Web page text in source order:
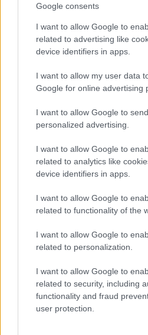
Google consents
I want to allow Google to
related to advertising like
device identifiers in apps.
I want to allow my user data
Google for online advertising
I want to allow Google to
personalized advertising.
I want to allow Google to
related to analytics like
device identifiers in apps.
I want to allow Google to
related to functionality of the
I want to allow Google to
related to personalization.
I want to allow Google to
related to security, including
functionality and fraud
user protection.
Continua a leggere
LIFESTYLE